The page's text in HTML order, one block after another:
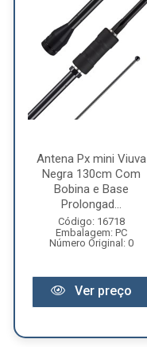
Antena Px mini Viuva
Negra 130cm Com
Bobina e Base
Prolongad...
Código: 16718
Embalagem: PC
Número Original: 0
Ver preço